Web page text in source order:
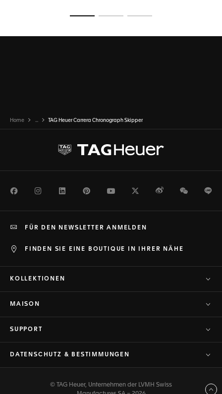
Home ... TAG Heuer Carrera Chronograph Skipper
FacebookInstagramLinkedInPinterestYoutubeTwitterWeiboWeChat
FINDEN SIE EINE BOUTIQUE IN IHRER NÄHE
FÜR DEN NEWSLETTER ANMELDEN
KOLLEKTIONEN
MAISON
SUPPORT
DATENSCHUTZ & BESTIMMUNGEN
© TAG Heuer, Unternehmen der LVMH Swiss
Zurück nach oben